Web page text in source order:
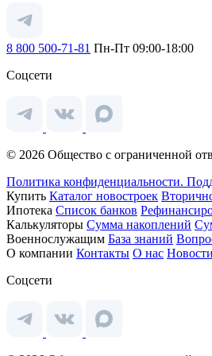
8 800 500-71-81 Пн-Пт 09:00-18:00
Соцсети
© 2026 Общество с ограниченной
Политика конфиденциальности.
Купить Каталог новостроек
Ипотека Список банков
Калькуляторы Сумма накоплений
Военнослужащим База знаний
О компании Контакты О нас Новости
Соцсети